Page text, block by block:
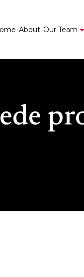
About Our Team